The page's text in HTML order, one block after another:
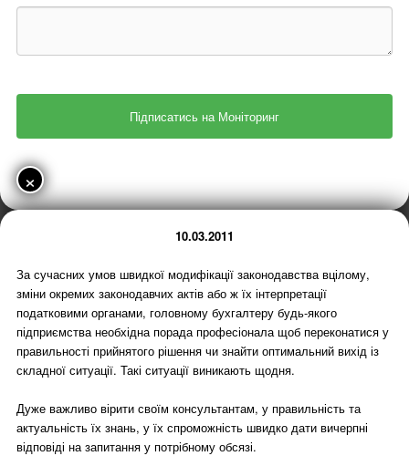
×
10.03.2011
За сучасних умов швидкої модифікації законодавства вцілому,
зміни окремих законодавчих актів або ж їх інтерпретації
податковими органами, головному бухгалтеру будь-якого
підприємства необхідна порада професіонала щоб переконатися у
правильності прийнятого рішення чи знайти оптимальний вихід із
складної ситуації. Такі ситуації виникають щодня.
Дуже важливо вірити своїм консультантам, у правильність та
актуальність їх знань, у їх спроможність швидко дати вичерпні
відповіді на запитання у потрібному обсязі.